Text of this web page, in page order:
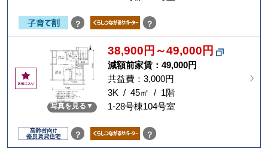
？ ？
お
気
写真を見る
38,900円～49,000円
減額前家賃：49,000円
共益費：3,000円
3K / 45㎡ / 1階
1-28号棟104号室
？ ？